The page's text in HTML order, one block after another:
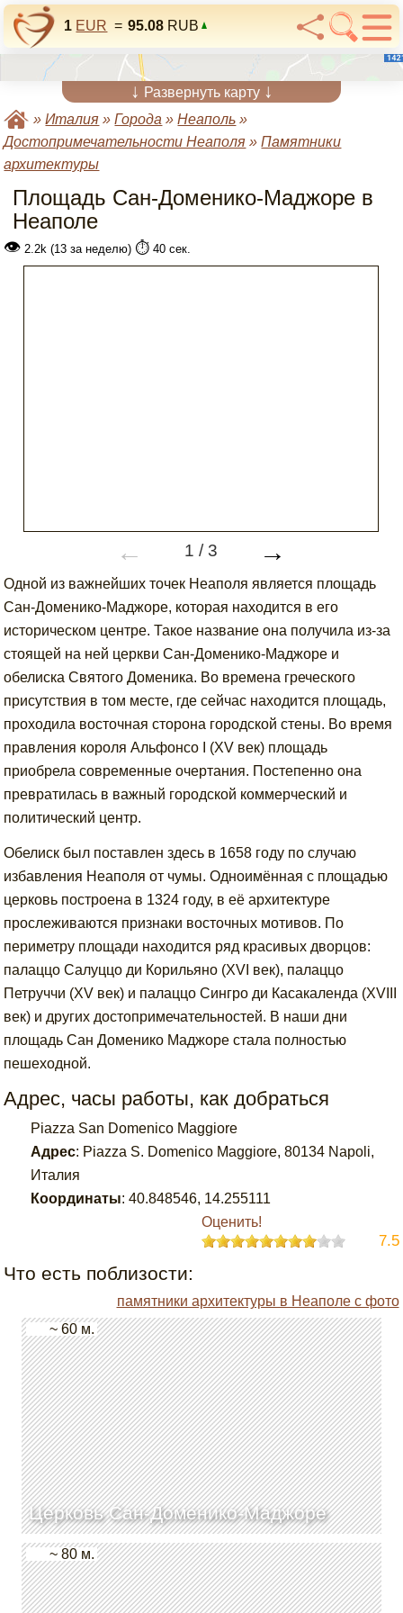
1 EUR = 95.08 RUB
↓ Развернуть карту ↓
»Италия »Города »Неаполь »
Достопримечательности Неаполя »Памятники
архитектуры
Площадь Сан-Доменико-Маджоре в
Неаполе
👁 2.2k (13 за неделю) ⏱️ 40 сек.
← 1 /3 →
Одной из важнейших точек Неаполя является площадь
Сан-Доменико-Маджоре, которая находится в его
историческом центре. Такое название она получила из-за
стоящей на ней церкви Сан-Доменико-Маджоре и
обелиска Святого Доменика. Во времена греческого
присутствия в том месте, где сейчас находится площадь,
проходила восточная сторона городской стены. Во время
правления короля Альфонсо I (XV век) площадь
приобрела современные очертания. Постепенно она
превратилась в важный городской коммерческий и
политический центр.
Обелиск был поставлен здесь в 1658 году по случаю
избавления Неаполя от чумы. Одноимённая с площадью
церковь построена в 1324 году, в её архитектуре
прослеживаются признаки восточных мотивов. По
периметру площади находится ряд красивых дворцов:
палаццо Салуццо ди Корильяно (XVI век), палаццо
Петруччи (XV век) и палаццо Сингро ди Касакаленда (XVIII
век) и других достопримечательностей. В наши дни
площадь Сан Доменико Маджоре стала полностью
пешеходной.
Адрес, часы работы, как добраться
Piazza San Domenico Maggiore
Адрес: Piazza S. Domenico Maggiore, 80134 Napoli,
Италия
Координаты: 40.848546, 14.255111
Оценить!
7.5
Что есть поблизости:
памятники архитектуры в Неаполе с фото
Церковь Сан-Доменико-Маджоре
~ 60 м.
~ 80 м.